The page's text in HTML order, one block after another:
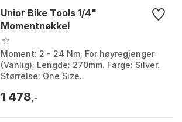
Unior Bike Tools 1/4"
Momentnøkkel
Moment: 2 - 24 Nm; For høyregjenger
(Vanlig); Lengde: 270mm. Farge: Silver.
Størrelse: One Size.
1 478 ,-